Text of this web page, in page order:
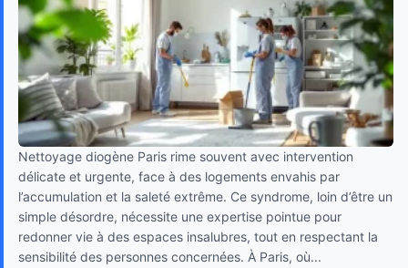
Nettoyage diogène Paris rime souvent avec intervention
délicate et urgente, face à des logements envahis par
l’accumulation et la saleté extrême. Ce syndrome, loin d’être un
simple désordre, nécessite une expertise pointue pour
redonner vie à des espaces insalubres, tout en respectant la
sensibilité des personnes concernées. À Paris, où...